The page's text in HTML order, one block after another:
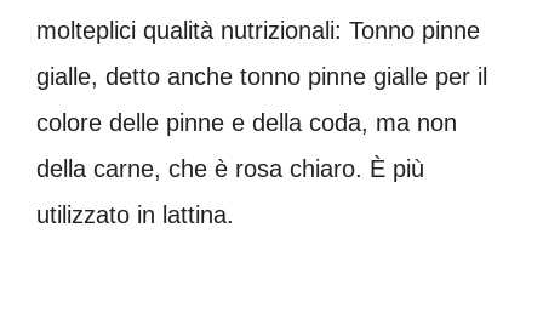
molteplici qualità nutrizionali: Tonno pinne
gialle, detto anche tonno pinne gialle per il
colore delle pinne e della coda, ma non
della carne, che è rosa chiaro. È più
utilizzato in lattina.